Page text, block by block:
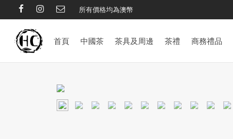
所有價格均為澳幣
首頁 中國茶 茶具及周邊 茶禮 商務禮品